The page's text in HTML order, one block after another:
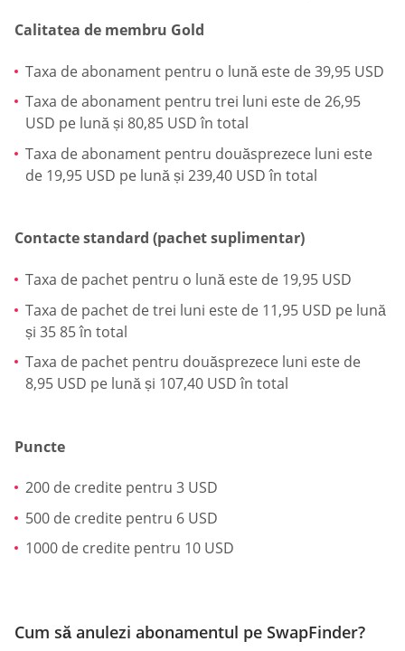
Calitatea de membru Gold
Taxa de abonament pentru o lună este de 39,95 USD
Taxa de abonament pentru trei luni este de 26,95
USD pe lună și 80,85 USD în total
Taxa de abonament pentru douăsprezece luni este
de 19,95 USD pe lună și 239,40 USD în total
Contacte standard (pachet suplimentar)
Taxa de pachet pentru o lună este de 19,95 USD
Taxa de pachet de trei luni este de 11,95 USD pe lună
și 35 85 în total
Taxa de pachet pentru douăsprezece luni este de
8,95 USD pe lună și 107,40 USD în total
Puncte
200 de credite pentru 3 USD
500 de credite pentru 6 USD
1000 de credite pentru 10 USD
Cum să anulezi abonamentul pe SwapFinder?